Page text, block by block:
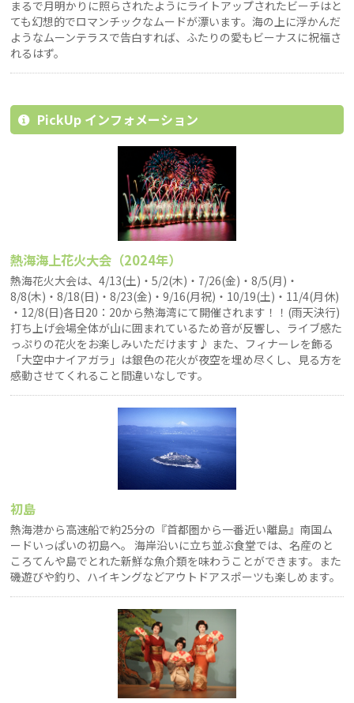
まるで月明かりに照らされたようにライトアップされたビーチはと
ても幻想的でロマンチックなムードが漂います。海の上に浮かんだ
ようなムーンテラスで告白すれば、ふたりの愛もビーナスに祝福さ
れるはず。
PickUp インフォメーション
熱海海上花火大会（2024年）
熱海花火大会は、4/13(土)・5/2(木)・7/26(金)・8/5(月)・
8/8(木)・8/18(日)・8/23(金)・9/16(月祝)・10/19(土)・11/4(月休)
・12/8(日)各日20：20から熱海湾にて開催されます！！(雨天決行)
打ち上げ会場全体が山に囲まれているため音が反響し、ライブ感た
っぷりの花火をお楽しみいただけます♪ また、フィナーレを飾る
「大空中ナイアガラ」は銀色の花火が夜空を埋め尽くし、見る方を
感動させてくれること間違いなしです。
初島
熱海港から高速船で約25分の『首都圏から一番近い離島』南国ム
ードいっぱいの初島へ。 海岸沿いに立ち並ぶ食堂では、名産のと
ころてんや島でとれた新鮮な魚介類を味わうことができます。また
磯遊びや釣り、ハイキングなどアウトドアスポーツも楽しめます。